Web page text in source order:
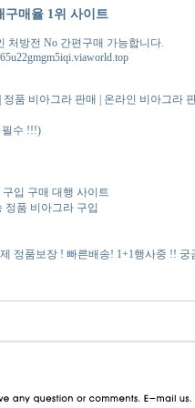
구매율 1위 사이트
처방전 No 간편구매 가능합니다.
품 비아그라 판매 | 온라인 비아그라
필수 !!!)
입 구매 대행 사이트
정품 비아그라 구입
정품보장 ! 빠른배송! 1+1행사중 !!